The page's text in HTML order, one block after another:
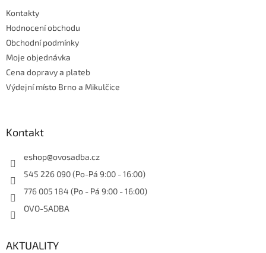
Kontakty
Hodnocení obchodu
Obchodní podmínky
Moje objednávka
Cena dopravy a plateb
Výdejní místo Brno a Mikulčice
Kontakt
eshop@ovosadba.cz
545 226 090 (Po-Pá 9:00 - 16:00)
776 005 184 (Po - Pá 9:00 - 16:00)
OVO-SADBA
AKTUALITY